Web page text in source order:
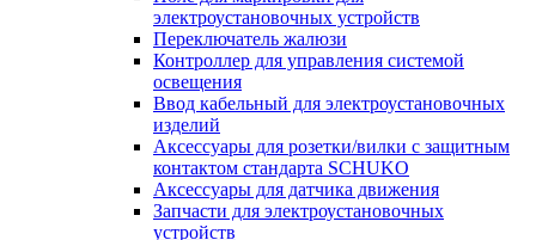
электроустановочных устройств
Переключатель жалюзи
Контроллер для управления системой
освещения
Ввод кабельный для электроустановочных
изделий
Аксессуары для розетки/вилки с защитным
контактом стандарта SCHUKO
Аксессуары для датчика движения
Запчасти для электроустановочных
устройств